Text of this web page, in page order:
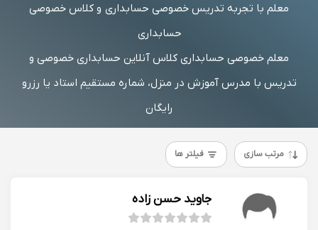
معلم با تجربه تدریس خصوصی حسابداری و کلاس خصوصی
حسابداری
معلم خصوصی حسابداری کلاس آنلاین حسابداری خصوصی و
تدریس با مدرس آموزش در منزل، شماره مستقیم استاد یا رزرو
رایگان
مرتب سازی فیلتر ها
جاوید حسن زاده